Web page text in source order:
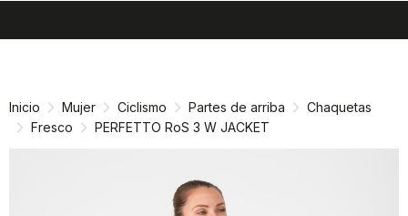
navegación
Inicio Mujer Ciclismo Partes de arriba
Chaquetas
Fresco
PERFETTO RoS 3 W JACKET